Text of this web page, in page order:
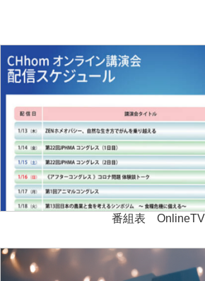
番組表 OnlineTV